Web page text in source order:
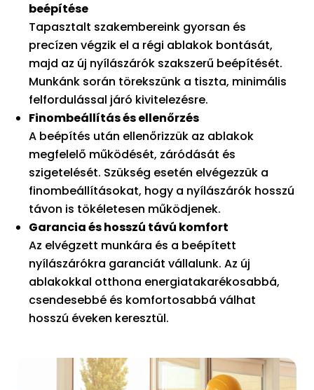
beépítése
Tapasztalt szakembereink gyorsan és
precízen végzik el a régi ablakok bontását,
majd az új nyílászárók szakszerű beépítését.
Munkánk során törekszünk a tiszta, minimális
felfordulással járó kivitelezésre.
Finombeállítás és ellenőrzés
A beépítés után ellenőrizzük az ablakok
megfelelő működését, záródását és
szigetelését. Szükség esetén elvégezzük a
finombeállításokat, hogy a nyílászárók hosszú
távon is tökéletesen működjenek.
Garancia és hosszú távú komfort
Az elvégzett munkára és a beépített
nyílászárókra garanciát vállalunk. Az új
ablakokkal otthona energiatakarékosabbá,
csendesebbé és komfortosabbá válhat
hosszú éveken keresztül.